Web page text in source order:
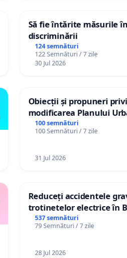
Să fie întărite măsurile
discriminării
124 semnături
122 Semnături / 7 zile
30 Jul 2026
Obiecții și propuneri
modificarea Planului
General al orașului
100 semnături
100 Semnături / 7 zile
31 Jul 2026
Reduceți accidentele
trotinetelor electrice în
537 semnături
79 Semnături / 7 zile
28 Jul 2026